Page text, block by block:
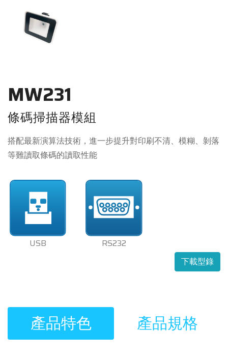
MW231
條碼掃描器模組
搭配最新演算法技術，進一步提升對印刷不清、模糊、剝落
等難讀取條碼的讀取性能
USB
RS232
下載型錄
產品特色 產品規格